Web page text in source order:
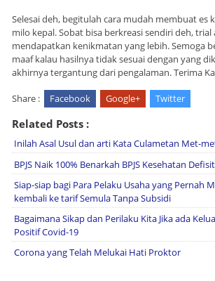
Selesai deh, begitulah cara mudah membuat es
milo kepal. Sobat bisa berkreasi sendiri deh,
mendapatkan kenikmatan yang lebih. Semoga
maaf kalau hasilnya tidak sesuai dengan yang
akhirnya tergantung dari pengalaman. Terima
Share : Facebook Google+ Twitter
Related Posts :
Inilah Asal Usul dan arti Kata Culametan Met-
BPJS Naik 100% Benarkah BPJS Kesehatan
Siap-siap bagi Para Pelaku Usaha yang Pernah
kembali ke tarif Semula Tanpa Subsidi
Bagaimana Sikap dan Perilaku Kita Jika ada
Positif Covid-19
Corona yang Telah Melukai Hati Proktor